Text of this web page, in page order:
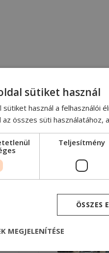
sütiket használ
sütiket használ a felhasználói
az összes süti használatához,
Teljesítmény
ÖSSZES
MEGJELENÍTÉSE